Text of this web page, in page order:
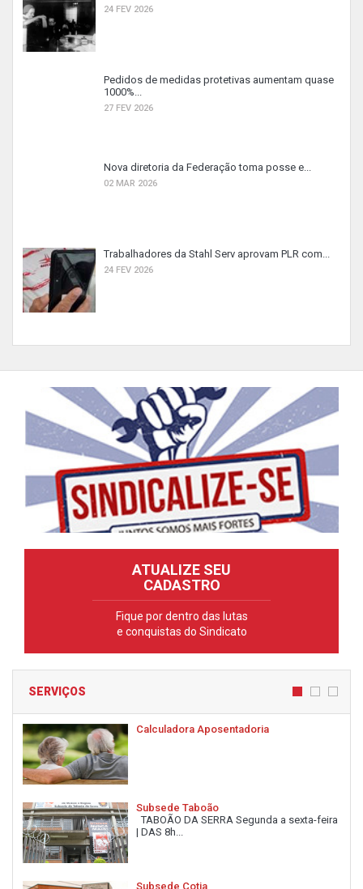
24 FEV 2026
Pedidos de medidas protetivas aumentam quase
1000%...
27 FEV 2026
Nova diretoria da Federação toma posse e...
02 MAR 2026
Trabalhadores da Stahl Serv aprovam PLR com...
24 FEV 2026
ATUALIZE SEU
CADASTRO
Fique por dentro das lutas
e conquistas do Sindicato
SERVIÇOS
Calculadora Aposentadoria
Subsede Taboão
TABOÃO DA SERRA Segunda a sexta-feira
| DAS 8h...
Subsede Cotia